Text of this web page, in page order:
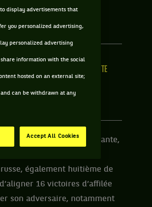
JOUEUSE
MAIN FORTE
dès 2023. Entrée fracassante,
la plus jeune joueuse à
également huitième de
16 victoires d’affilée
son adversaire, notamment
display advertisements that
you personalized advertising,
personalized advertising
information with the social
hosted on an external site;
can be withdrawn at any
Accept All Cookies